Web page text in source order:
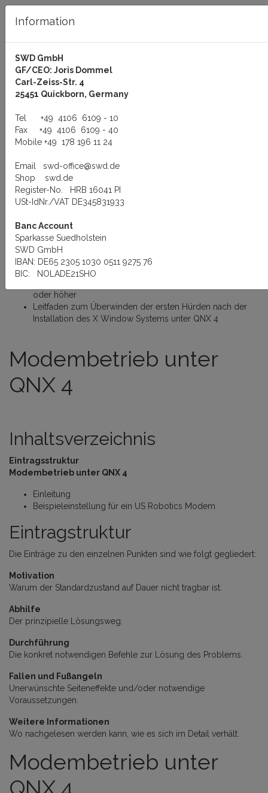
Menu
You are here: Support
HOWTOs
Hinweise zur Installation und Konfiguration
Modembetrieb unter QNX 4
Kurzanleitung zum Einsatz von TCP/IP unter QNX 4
oder höher
Leitfaden zum Überwinden der ersten Hürden nach der
Installation des X Window Systems unter QNX 4
Modembetrieb unter
QNX 4
Inhaltsverzeichnis
Eintragsstruktur
Modembetrieb unter QNX 4
Einleitung
Beispieleinstellung für ein US Robotics Modem
Eintragstruktur
Die Einträge zu den einzelnen Punkten sind wie folgt gegliedert:
Motivation
Warum der Standardzustand auf Dauer nicht tragbar ist.
Abhilfe
Der prinzipielle Lösungsweg.
Durchführung
Die konkret notwendigen Befehle zur Lösung des Problems.
Fallen und Fußangeln
Unerwünschte Seiteneffekte und/oder notwendige
Voraussetzungen.
Weitere Informationen
Wo nachgelesen werden kann, wie es sich im Detail verhält.
Modembetrieb unter
QNX 4
Information
SWD GmbH
GF/CEO: Joris Dommel
Carl-Zeiss-Str. 4
25451 Quickborn, Germany
Tel +49 4106 6109 - 10
Fax +49 4106 6109 - 40
Mobile +49 178 196 11 24
Email swd-office@swd.de
Shop swd.de
Register-No. HRB 16041 PI
USt-IdNr./VAT DE345831933
Banc Account
Sparkasse Suedholstein
SWD GmbH
IBAN: DE65 2305 1030 0511 9275 76
BIC: NOLADE21SHO